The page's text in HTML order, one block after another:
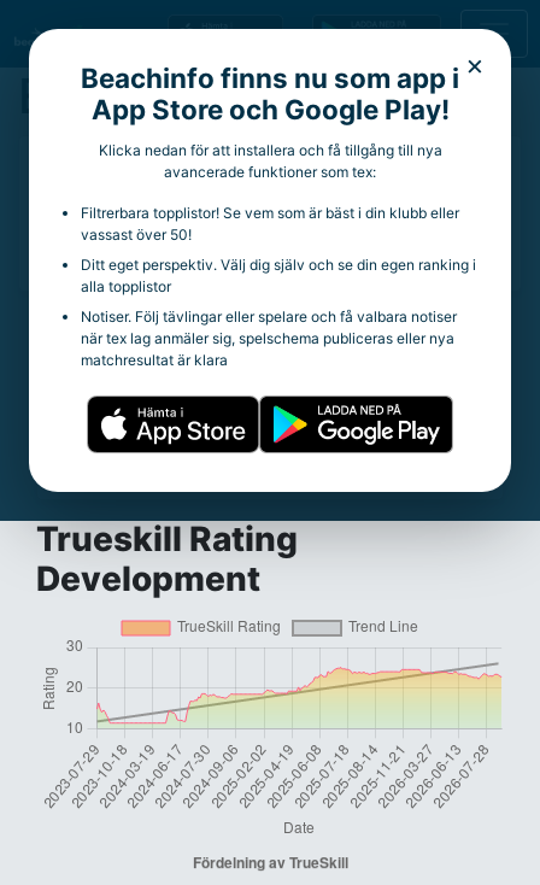
×
Beachinfo finns nu som app i
App Store och Google Play!
Klicka nedan för att installera och få tillgång till nya
avancerade funktioner som tex:
Filtrerbara topplistor! Se vem som är bäst i din klubb eller
vassast över 50!
Ditt eget perspektiv. Välj dig själv och se din egen ranking i
alla topplistor
Notiser. Följ tävlingar eller spelare och få valbara notiser
när tex lag anmäler sig, spelschema publiceras eller nya
matchresultat är klara
Ebba Book
Aktuella rankingpoäng:
Totala rankingpoäng:332
Statistik
Trueskill Rating:22.77
Spelade matcher:140
Vinstprocent:41.43%
Trueskill Rating
Development